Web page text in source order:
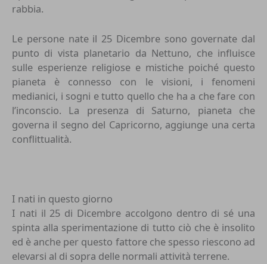
rabbia.
Le persone nate il 25 Dicembre sono governate dal
punto di vista planetario da Nettuno, che influisce
sulle esperienze religiose e mistiche poiché questo
pianeta è connesso con le visioni, i fenomeni
medianici, i sogni e tutto quello che ha a che fare con
l’inconscio. La presenza di Saturno, pianeta che
governa il segno del Capricorno, aggiunge una certa
conflittualità.
I nati in questo giorno
I nati il 25 di Dicembre accolgono dentro di sé una
spinta alla sperimentazione di tutto ciò che è insolito
ed è anche per questo fattore che spesso riescono ad
elevarsi al di sopra delle normali attività terrene.